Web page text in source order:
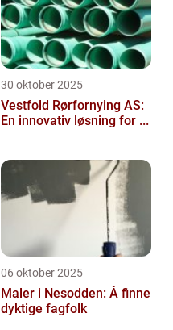
30 oktober 2025
Vestfold Rørfornying AS:
En innovativ løsning for ...
06 oktober 2025
Maler i Nesodden: Å finne
dyktige fagfolk